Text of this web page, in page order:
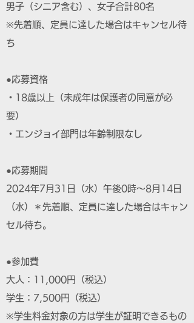
男子（シニア含む）、女子合計80名
※先着順、定員に達した場合はキャンセル待
ち
●応募資格
・18歳以上（未成年は保護者の同意が必
要）
・エンジョイ部門は年齢制限なし
●応募期間
2024年7月31日（水）午後0時～8月14日
（水）＊先着順、定員に達した場合はキャン
セル待ち。
●参加費
大人：11,000円（税込）
学生：7,500円（税込）
※学生料金対象の方は学生が証明できるもの